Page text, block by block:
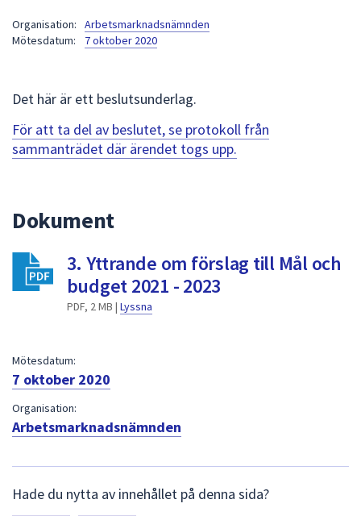
för
att
navigera
för
Organisation:
Arbetsmarknadsnämnden
Mötesdatum:
7 oktober 2020
Det här är ett beslutsunderlag.
För att ta del av beslutet, se protokoll från
sammanträdet där ärendet togs upp.
Dokument
3. Yttrande om förslag till Mål och
budget 2021 - 2023
PDF, 2 MB | Lyssna
Mötesdatum:
7 oktober 2020
Organisation:
Arbetsmarknadsnämnden
ä
Hade du nytta av innehållet på denna sida?